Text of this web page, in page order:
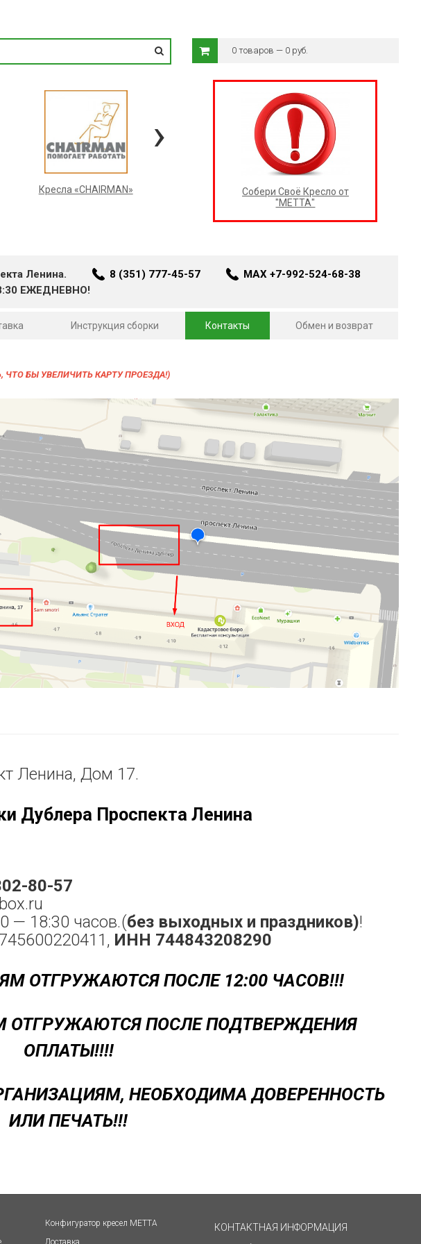
0 товаров — 0 руб.
Кресла «CHAIRMAN»
›
Собери Своё Кресло от
"МЕТТА"
Ленина. 8 (351) 777-45-57
MAX +7-992-524-68-38
ЕЖЕДНЕВНО!
Инструкция сборки Контакты Обмен и возврат
, ЧТО БЫ УВЕЛИЧИТЬ КАРТУ ПРОЕЗДА!)
Ленина, Дом 17.
Дублера Проспекта Ленина
80-57
— 18:30 часов.(безвыходных и праздников)!
ИНН 744843208290
ОТГРУЖАЮТСЯ ПОСЛЕ 12:00 ЧАСОВ!!!
ОТГРУЖАЮТСЯ ПОСЛЕ ПОДТВЕРЖДЕНИЯ
ОПЛАТЫ!!!!
НЕОБХОДИМА ДОВЕРЕННОСТЬ
ИЛИ ПЕЧАТЬ!!!
Конфигуратор кресел МЕТТА
КОНТАКТНАЯ ИНФОРМАЦИЯ